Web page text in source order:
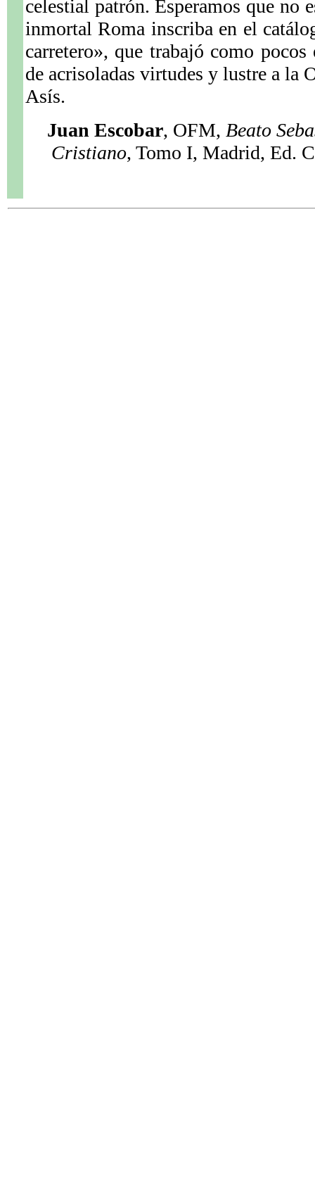
celestial patrón. Esperamos que no
inmortal Roma inscriba en el
carretero», que trabajó como
de acrisoladas virtudes y lustre a la
Asís.
Juan Escobar, OFM, Beato
Cristiano, Tomo I, Madrid, Ed.